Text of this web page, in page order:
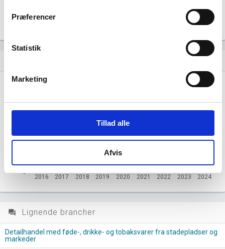
Præferencer
Statistik
Marketing
Tillad alle
Afvis
2016 2017 2018 2019 2020 2021 2022 2023 2024
0
100
question_answer Lignende brancher
Detailhandel med føde-, drikke- og tobaksvarer fra stadepladser og
markeder